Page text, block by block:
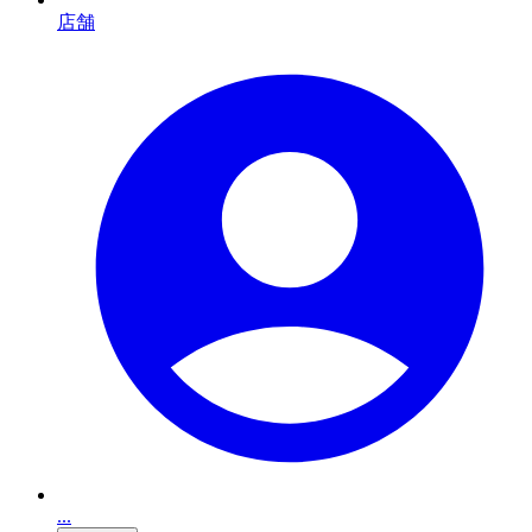
店舗
...